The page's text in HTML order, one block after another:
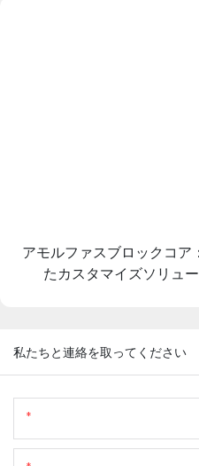
アモルファスブロックコ
たカスタマイズソリュ
私たちと連絡を取ってください